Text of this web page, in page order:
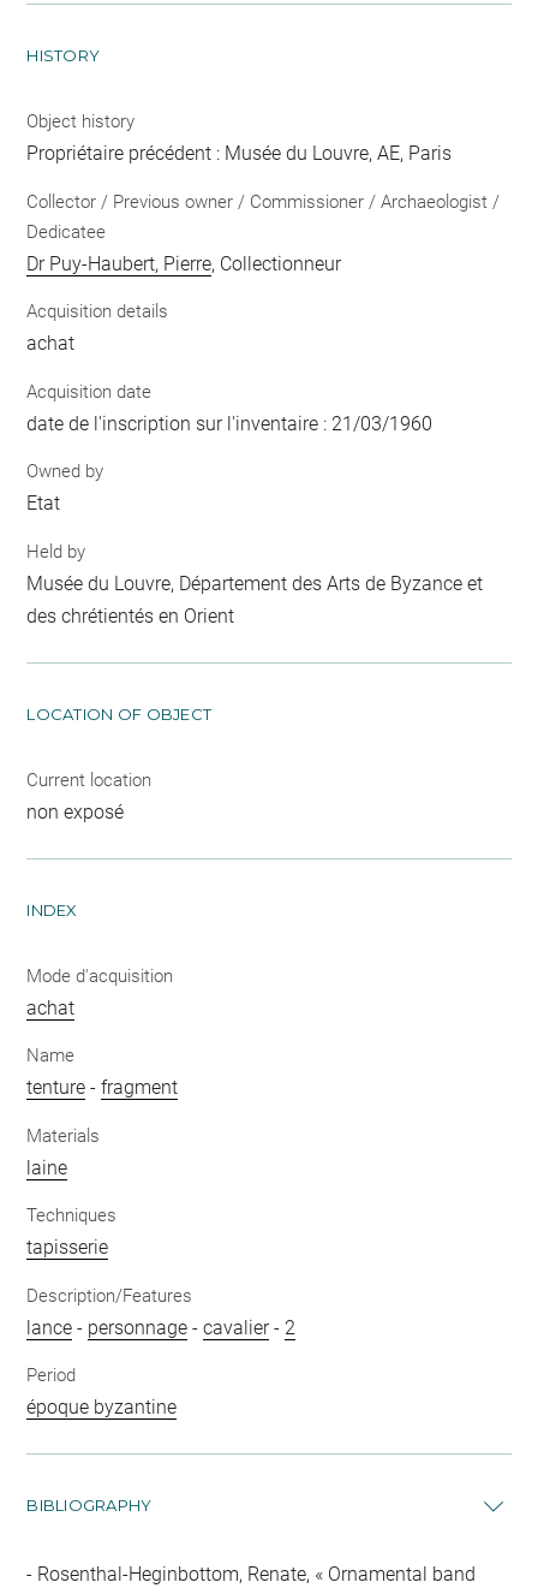
HISTORY
Object history
Propriétaire précédent : Musée du Louvre, AE, Paris
Collector / Previous owner / Commissioner / Archaeologist /
Dedicatee
Dr Puy-Haubert, Pierre, Collectionneur
Acquisition details
achat
Acquisition date
date de l'inscription sur l'inventaire : 21/03/1960
Owned by
Etat
Held by
Musée du Louvre, Département des Arts de Byzance et
des chrétientés en Orient
LOCATION OF OBJECT
Current location
non exposé
INDEX
Mode d'acquisition
achat
Name
tenture -fragment
Materials
laine
Techniques
tapisserie
Description/Features
lance - personnage -cavalier- 2
Period
époque byzantine
BIBLIOGRAPHY
Rosenthal-Heginbottom, Renate, « Ornamental band